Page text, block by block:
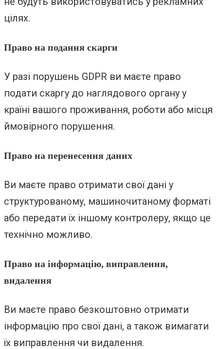
цілях.
Право на подання скарги
У разі порушень GDPR ви маєте право
подати скаргу до наглядового органу у
країні вашого проживання, роботи або місця
ймовірного порушення.
Право на перенесення даних
Ви маєте право отримати свої дані у
структурованому, машиночитаному форматі
або передати їх іншому контролеру, якщо це
технічно можливо.
Право на інформацію, виправлення,
видалення
Ви маєте право безкоштовно отримати
інформацію про свої дані, а також вимагати
їх виправлення чи видалення.